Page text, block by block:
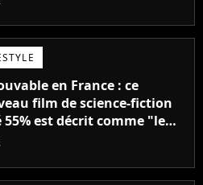
en France : ce
film de science-fiction
55% est décrit comme "le
de l'année"